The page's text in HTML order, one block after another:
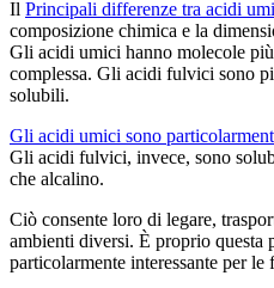
Il Principali differenze tra acidi
composizione chimica e la
Gli acidi umici hanno molecole
complessa. Gli acidi fulvici sono
solubili.
Gli acidi umici sono
Gli acidi fulvici, invece, sono
che alcalino.
Ciò consente loro di legare,
ambienti diversi. È proprio questa
particolarmente interessante per